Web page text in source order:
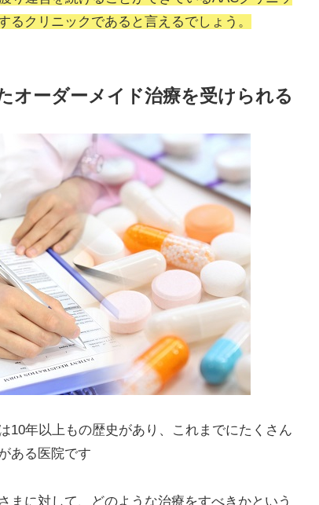
るクリニックであると言えるでしょう。
オーダーメイド治療を受けられる
10年以上もの歴史があり、これまでにたくさん
ある医院です
まに対して、どのような治療をすべきかという